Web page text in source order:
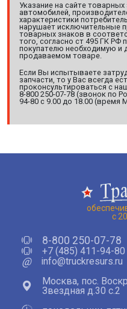
Указание на сайте
автомобилей,
характеристики
нарушает исключительные
товарных знаков в
того, согласно ст 495 ГК РФ
покупателю необходимую
продаваемом товаре.
Если Вы испытываете
запчасти, то у Вас всегда
проконсультироваться с
8-800 250-07-78 (звонок по
94-80 с 9.00 до 18.00 (время
с
8-800 250-07-78
+7 (485) 411-94-80
@
info@truckresurs.ru
Москва, пос.
Звездная д.30 с.2